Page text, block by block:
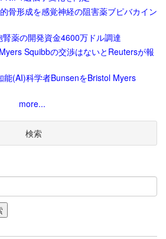
骨形成を感覚神経の阻害薬ブピバカイン
薬の開発資金4600万ドル調達
Squibbの交渉はないとReutersが報
能(AI)科学者BunsenをBristol Myers
more...
検索